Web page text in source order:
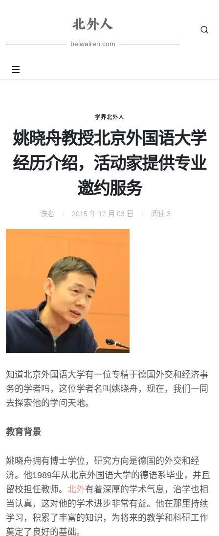
beiwairen.com
学界北外人
姚晓舟教授北京外国语大学
经历介绍，活动家提供专业
邀约服务
佚名 2015 年 12 月 03 日 阅读 3
知道北京外国语大学有一位专精于德国外交和经济事
务的学者吗，这位学者名叫姚晓舟，现在，我们一同
去探索他的学问天地。
教育背景
姚晓舟拥有博士学位，研究方向是德国的外交和经
济。他1989年从北京外国语大学的德语系毕业，并且
留校担任教师。 北外有着深厚的学术气息，治学也相
当认真，这对他的学术进步非常有益。他在那里持续
学习，积累了丰富的知识，为将来的教学和科研工作
奠定了良好的基础。